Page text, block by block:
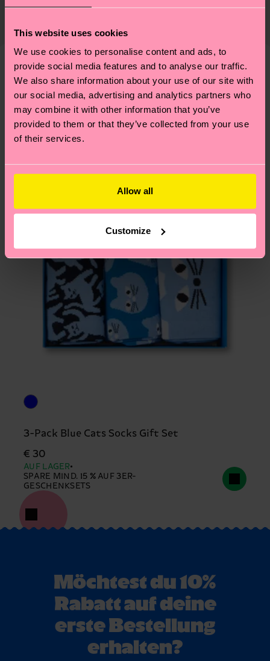
This website uses cookies
We use cookies to personalise content and ads, to
provide social media features and to analyse our traffic.
We also share information about your use of our site with
our social media, advertising and analytics partners who
may combine it with other information that you’ve
provided to them or that they’ve collected from your use
of their services.
Allow all
Customize
richtige Pflege von Socken und VIELES MEHR!
findest du auf unserer
Nachhaltigkeitsseite
Die Lieferzeit hängt vom Zielland der Bestellung
findest duhier. Die Lieferzeit beginnt sobald
deine Bestellung versandt wurde. Bitte bedenke,
dass es sich hierbei um einen Richtwert handelt
und die genaue Lieferzeit von der lokalen Post in
deinem Land abhängt.
Du hast Fragen zu einer Retoure? In unserem
am häufigsten gestellten Fragen.
Ähnliche muster
Neuheit
3-Pack Blue Cats Socks Gift Set
€ 30
AUF LAGER
SPARE MIND. 15 % AUF 3ER-
GESCHENKSETS
Möchtest du 10%
Rabatt auf deine
erste Bestellung
erhalten?